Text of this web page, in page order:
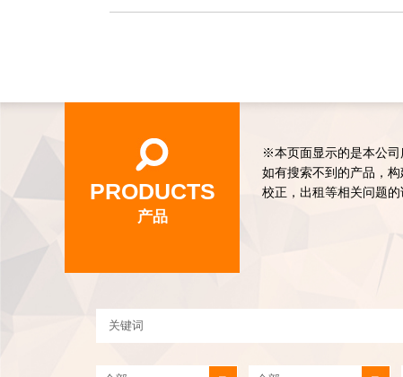
PRODUCTS
产品
※本页面显示的是本公司
如有搜索不到的产品，
校正，出租等相关问题的